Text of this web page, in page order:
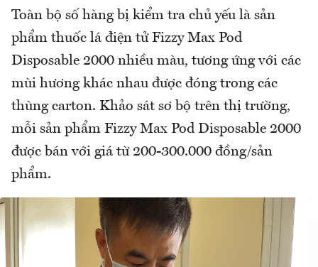
Toàn bộ số hàng bị kiểm tra chủ yếu là sản
phẩm thuốc lá điện tử Fizzy Max Pod
Disposable 2000 nhiều màu, tương ứng với các
mùi hương khác nhau được đóng trong các
thùng carton. Khảo sát sơ bộ trên thị trường,
mỗi sản phẩm Fizzy Max Pod Disposable 2000
được bán với giá từ 200-300.000 đồng/sản
phẩm.